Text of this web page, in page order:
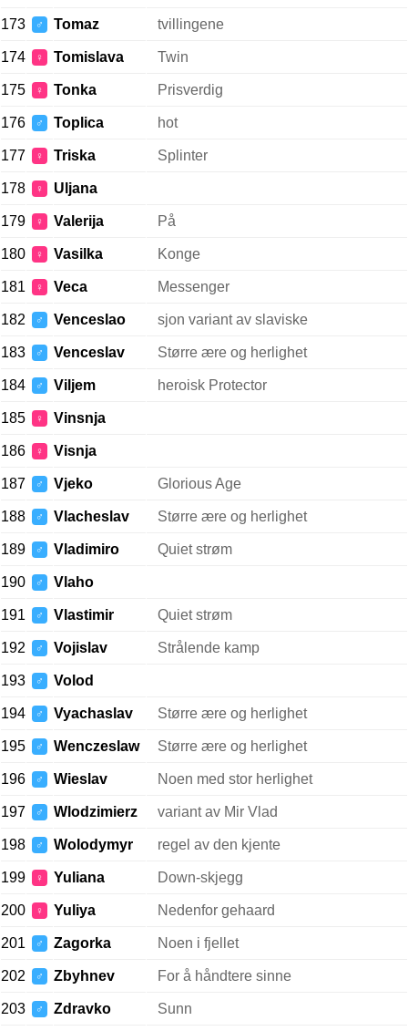
173 ♂ Tomaz tvillingene
174 ♀ Tomislava Twin
175 ♀ Tonka Prisverdig
176 ♂ Toplica hot
177 ♀ Triska Splinter
178 ♀ Uljana
179 ♀ Valerija På
180 ♀ Vasilka Konge
181 ♀ Veca Messenger
182 ♂ Venceslao sjon variant av slaviske
183 ♂ Venceslav Større ære og herlighet
184 ♂ Viljem heroisk Protector
185 ♀ Vinsnja
186 ♀ Visnja
187 ♂ Vjeko Glorious Age
188 ♂ Vlacheslav Større ære og herlighet
189 ♂ Vladimiro Quiet strøm
190 ♂ Vlaho
191 ♂ Vlastimir Quiet strøm
192 ♂ Vojislav Strålende kamp
193 ♂ Volod
194 ♂ Vyachaslav Større ære og herlighet
195 ♂ Wenczeslaw Større ære og herlighet
196 ♂ Wieslav Noen med stor herlighet
197 ♂ Wlodzimierz variant av Mir Vlad
198 ♂ Wolodymyr regel av den kjente
199 ♀ Yuliana Down-skjegg
200 ♀ Yuliya Nedenfor gehaard
201 ♂ Zagorka Noen i fjellet
202 ♂ Zbyhnev For å håndtere sinne
203 ♂ Zdravko Sunn